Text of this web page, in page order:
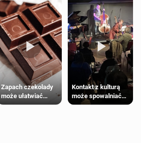
Zapach czekolady
może ułatwiać
trening siłowy
Kontakt z kulturą
może spowalniać
starzenie